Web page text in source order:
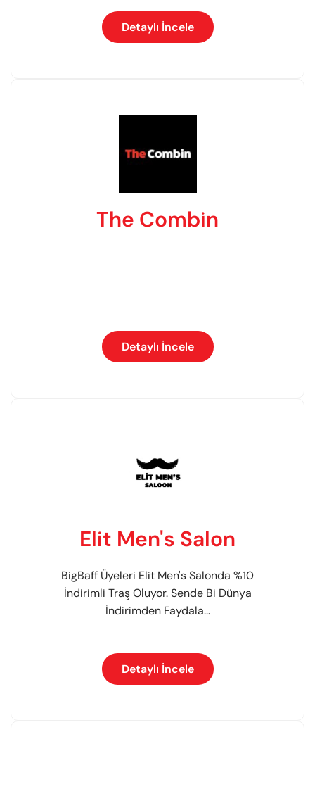
Detaylı İncele
The Combin
Detaylı İncele
Elit Men's Salon
BigBaff Üyeleri Elit Men's Salonda %10
İndirimli Traş Oluyor. Sende Bi Dünya
İndirimden Faydala...
Detaylı İncele